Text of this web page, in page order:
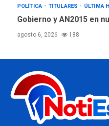
POLÍTICA TITULARES ÚLTIMA
Gobierno y AN2015 en
agosto 6, 2026 188